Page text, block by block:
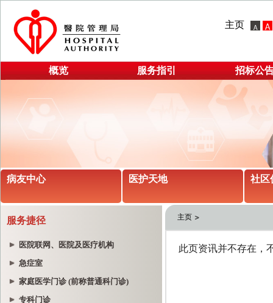
主页
概览 服务指引 招标公
病友中心 医护天地 社区
服务捷径
医院联网、医院及医疗机构
急症室
家庭医学门诊 (前称普通科门诊)
专科门诊
主页